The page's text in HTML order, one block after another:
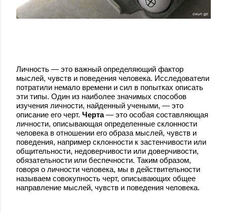
Личность — это важный определяющий фактор
мыслей, чувств и поведения человека. Исследователи
потратили немало времени и сил в попытках описать
эти типы. Один из наиболее значимых способов
изучения личности, найденный учеными, — это
описание его черт. Черта— это особая составляющая
личности, описывающая определенные склонности
человека в отношении его образа мыслей, чувств и
поведения, например склонности к застенчивости или
общительности, недоверчивости или доверчивости,
обязательности или беспечности. Таким образом,
говоря о личности человека, мы в действительности
называем совокупность черт, описывающих общее
направление мыслей, чувств и поведения человека.